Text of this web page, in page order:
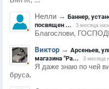
Нелли → Баннер,
посвящен ...
3 месяца
Благослови,
Виктор → Арсеньев,
магазина "Ра...
3 месяца
Я даже знаю по чей
бруса.